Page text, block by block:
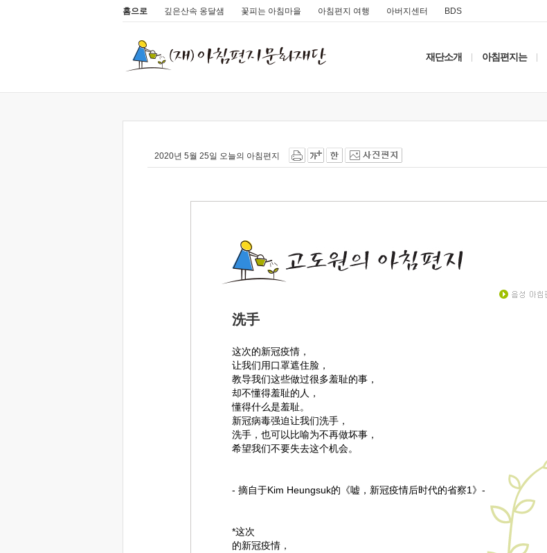
홈으로 깊은산속 옹달샘 꽃피는 아침마을 아침편지 여행 아버지센터 BDS
재단소개 아침편지는
2020년 5월 25일 오늘의 아침편지
洗手
这次的新冠疫情，
让我们用口罩遮住脸，
教导我们这些做过很多羞耻的事，
却不懂得羞耻的人，
懂得什么是羞耻。
新冠病毒强迫让我们洗手，
洗手，也可以比喻为不再做坏事，
希望我们不要失去这个机会。
- 摘自于Kim Heungsuk的《嘘，新冠疫情后时代的省察1》-
*这次
的新冠疫情，